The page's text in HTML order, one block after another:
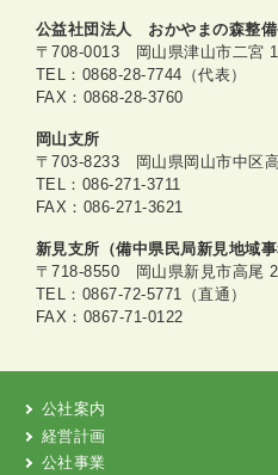
公益社団法人 おかやまの森整
〒708-0013 岡山県津山市二宮
TEL：0868-28-7744（代表）
FAX：0868-28-3760
岡山支所
〒703-8233 岡山県岡山市中区
TEL：086-271-3711
FAX：086-271-3621
新見支所（備中県民局新見地域事
〒718-8550 岡山県新見市高尾
TEL：0867-72-5771（直通）
FAX：0867-71-0122
公社案内
経営計画
公社事業